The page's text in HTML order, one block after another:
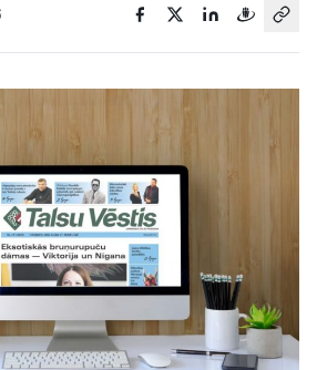
Kultūra
Bizness
Video
Vieta